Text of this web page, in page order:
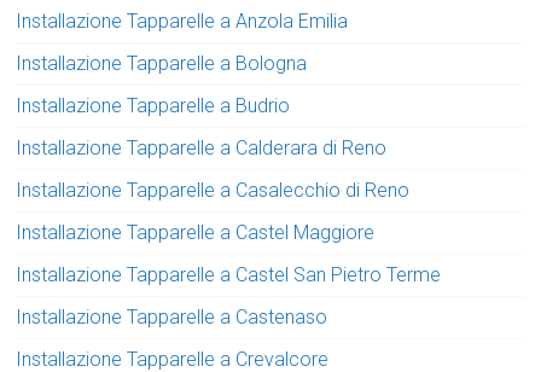
Installazione Tapparelle a Anzola Emilia
Installazione Tapparelle a Bologna
Installazione Tapparelle a Budrio
Installazione Tapparelle a Calderara di Reno
Installazione Tapparelle a Casalecchio di Reno
Installazione Tapparelle a Castel Maggiore
Installazione Tapparelle a Castel San Pietro Terme
Installazione Tapparelle a Castenaso
Installazione Tapparelle a Crevalcore